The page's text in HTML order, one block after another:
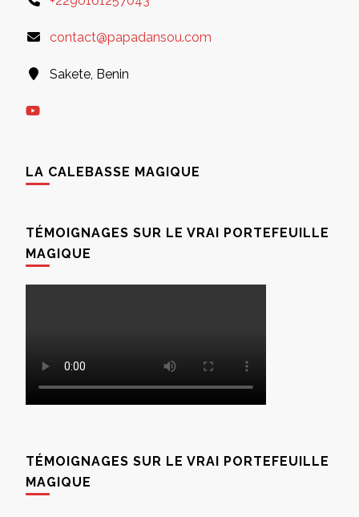
contact@papadansou.com
Sakete, Benin
LA CALEBASSE MAGIQUE
TÉMOIGNAGES SUR LE VRAI PORTEFEUILLE
MAGIQUE
TÉMOIGNAGES SUR LE VRAI PORTEFEUILLE
MAGIQUE